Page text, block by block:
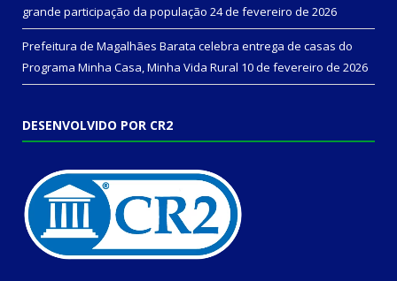
grande participação da população 24 de fevereiro de 2026
Prefeitura de Magalhães Barata celebra entrega de casas do
Programa Minha Casa, Minha Vida Rural 10 de fevereiro de 2026
DESENVOLVIDO POR CR2